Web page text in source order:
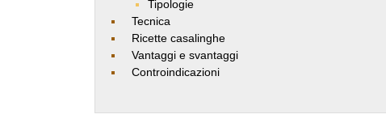
Tipologie
Tecnica
Ricette casalinghe
Vantaggi e svantaggi
Controindicazioni